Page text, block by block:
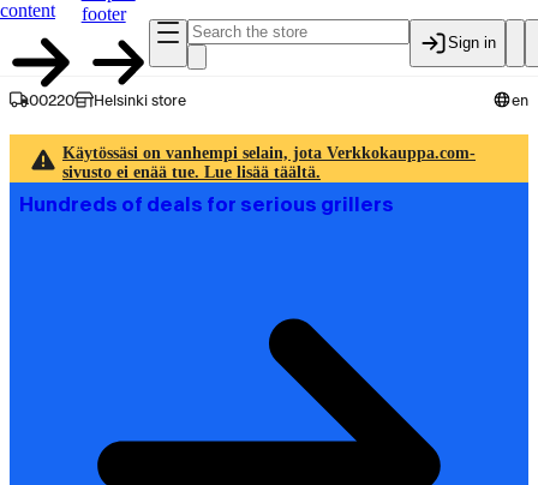
content
footer
Sign in
00220 Helsinki store en
Käytössäsi on vanhempi selain, jota Verkkokauppa.com-
sivusto ei enää tue. Lue lisää täältä.
Hundreds of deals for serious grillers